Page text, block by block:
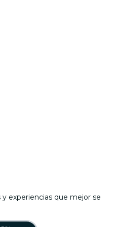
experiencias que mejor se